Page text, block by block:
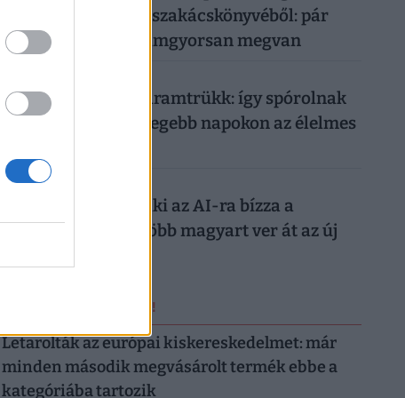
Frank Júlia filléres szakácskönyvéből: pár
száz forintból, villámgyorsan megvan
Működik a legális áramtrükk: így spórolnak
tízezreket a legmelegebb napokon az élelmes
2026. augusztus 7.
Nagyon ráfázhat, aki az AI-ra bízza a
nyaralását: egyre több magyart ver át az új
ERRŐL NE MARADJ LE!
Letarolták az európai kiskereskedelmet: már
minden második megvásárolt termék ebbe a
kategóriába tartozik